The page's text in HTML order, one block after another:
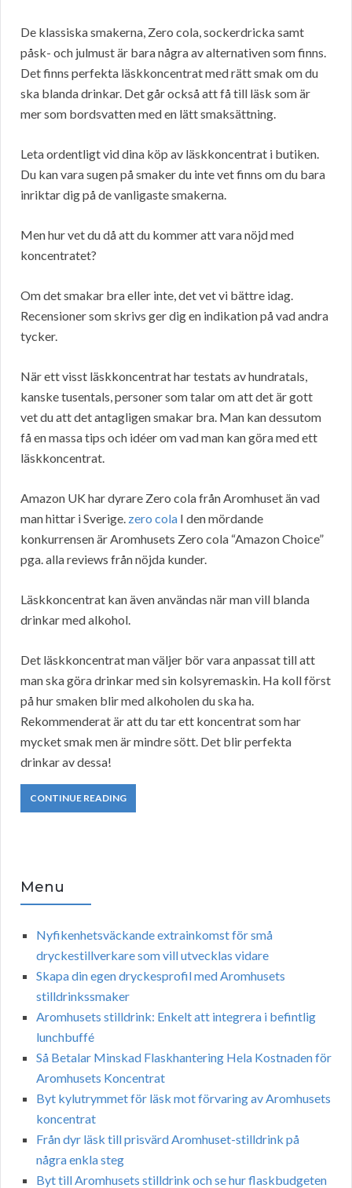
De klassiska smakerna, Zero cola, sockerdricka samt
påsk- och julmust är bara några av alternativen som finns.
Det finns perfekta läskkoncentrat med rätt smak om du
ska blanda drinkar. Det går också att få till läsk som är
mer som bordsvatten med en lätt smaksättning.
Leta ordentligt vid dina köp av läskkoncentrat i butiken.
Du kan vara sugen på smaker du inte vet finns om du bara
inriktar dig på de vanligaste smakerna.
Men hur vet du då att du kommer att vara nöjd med
koncentratet?
Om det smakar bra eller inte, det vet vi bättre idag.
Recensioner som skrivs ger dig en indikation på vad andra
tycker.
När ett visst läskkoncentrat har testats av hundratals,
kanske tusentals, personer som talar om att det är gott
vet du att det antagligen smakar bra. Man kan dessutom
få en massa tips och idéer om vad man kan göra med ett
läskkoncentrat.
Amazon UK har dyrare Zero cola från Aromhuset än vad
man hittar i Sverige. zero cola I den mördande
konkurrensen är Aromhusets Zero cola “Amazon Choice”
pga. alla reviews från nöjda kunder.
Läskkoncentrat kan även användas när man vill blanda
drinkar med alkohol.
Det läskkoncentrat man väljer bör vara anpassat till att
man ska göra drinkar med sin kolsyremaskin. Ha koll först
på hur smaken blir med alkoholen du ska ha.
Rekommenderat är att du tar ett koncentrat som har
mycket smak men är mindre sött. Det blir perfekta
drinkar av dessa!
CONTINUE READING
Menu
Nyfikenhetsväckande extrainkomst för små
dryckestillverkare som vill utvecklas vidare
Skapa din egen dryckesprofil med Aromhusets
stilldrinkssmaker
Aromhusets stilldrink: Enkelt att integrera i befintlig
lunchbuffé
Så Betalar Minskad Flaskhantering Hela Kostnaden för
Aromhusets Koncentrat
Byt kylutrymmet för läsk mot förvaring av Aromhusets
koncentrat
Från dyr läsk till prisvärd Aromhuset-stilldrink på
några enkla steg
Byt till Aromhusets stilldrink och se hur flaskbudgeten